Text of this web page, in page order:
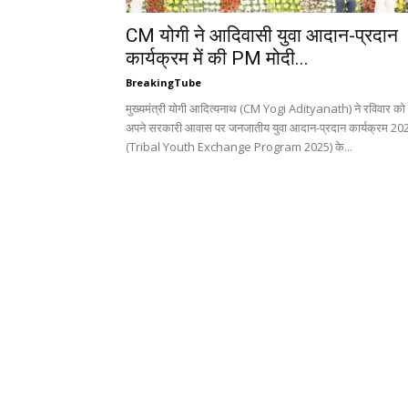
CM योगी ने आदिवासी युवा आदान-प्रदान
कार्यक्रम में की PM मोदी...
BreakingTube
मुख्यमंत्री योगी आदित्यनाथ (CM Yogi Adityanath) ने रविवार को
अपने सरकारी आवास पर जनजातीय युवा आदान-प्रदान कार्यक्रम
(Tribal Youth Exchange Program 2025) के...